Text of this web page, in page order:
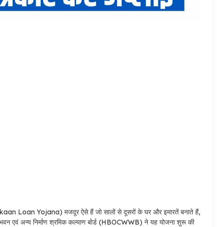
Loan Yojana) मजदूर ऐसे हैं जो सालों से दूसरों के घर और इमारतें बनाते हैं,
एवं अन्य निर्माण श्रमिक कल्याण बोर्ड (HBOCWWB) ने यह योजना शुरू की